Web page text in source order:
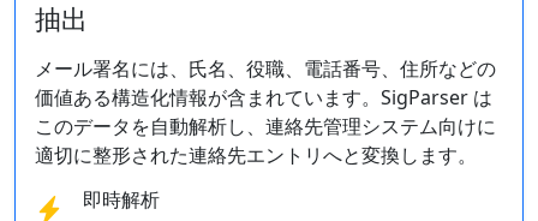
抽出
メール署名には、氏名、役職、電話番号、住所などの
価値ある構造化情報が含まれています。SigParser は
このデータを自動解析し、連絡先管理システム向けに
適切に整形された連絡先エントリへと変換します。
即時解析